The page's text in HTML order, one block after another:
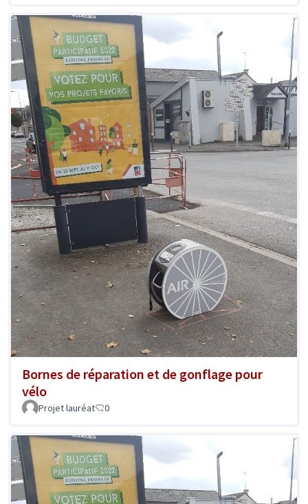
Bornes de réparation et de gonflage pour
vélo
Projet lauréat 0